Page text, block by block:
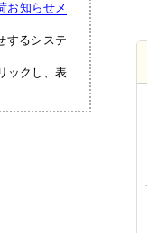
お知らせメ
するシステ
ックし、表